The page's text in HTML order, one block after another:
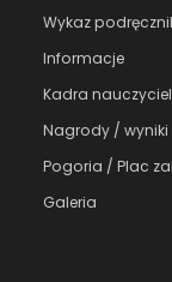
Wykaz
Informacje
Kadra
Nagrody / wyniki
Pogoria / Plac
Galeria